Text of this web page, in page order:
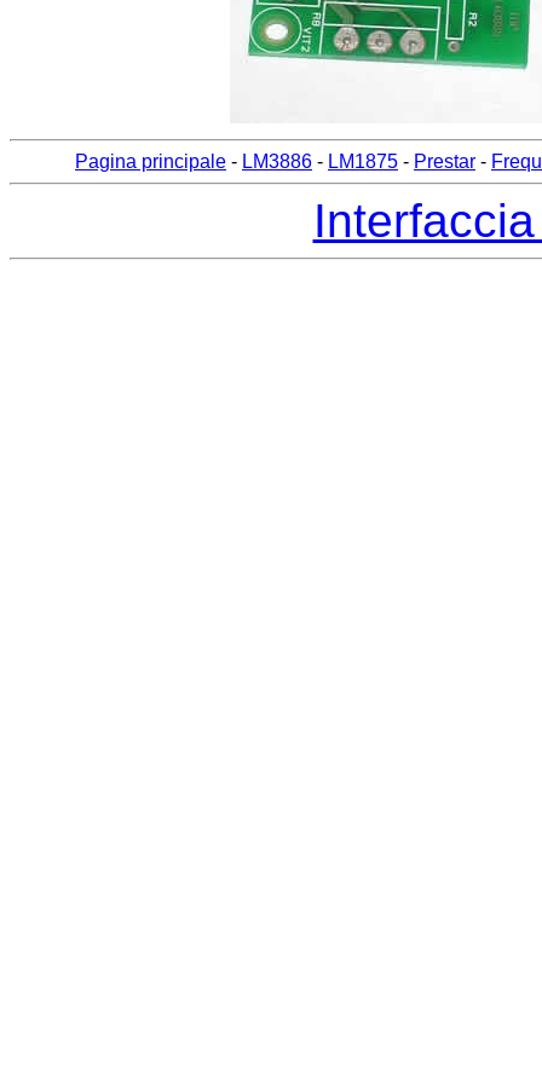
Pagina principale - LM3886 - LM1875 - Prestar -